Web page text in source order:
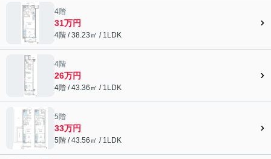
4階
31万円
4階 / 38.23㎡ / 1LDK
4階
26万円
4階 / 43.36㎡ / 1LDK
5階
33万円
5階 / 43.56㎡ / 1LDK